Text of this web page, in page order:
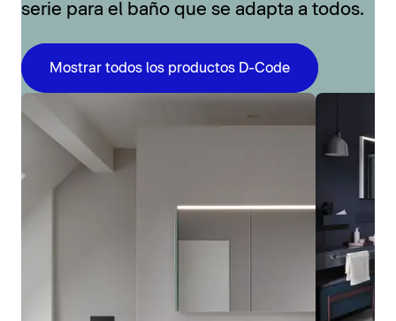
serie para el baño que se adapta a todos.
Mostrar todos los productos D-Code